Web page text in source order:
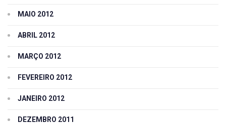
MAIO 2012
ABRIL 2012
MARÇO 2012
FEVEREIRO 2012
JANEIRO 2012
DEZEMBRO 2011